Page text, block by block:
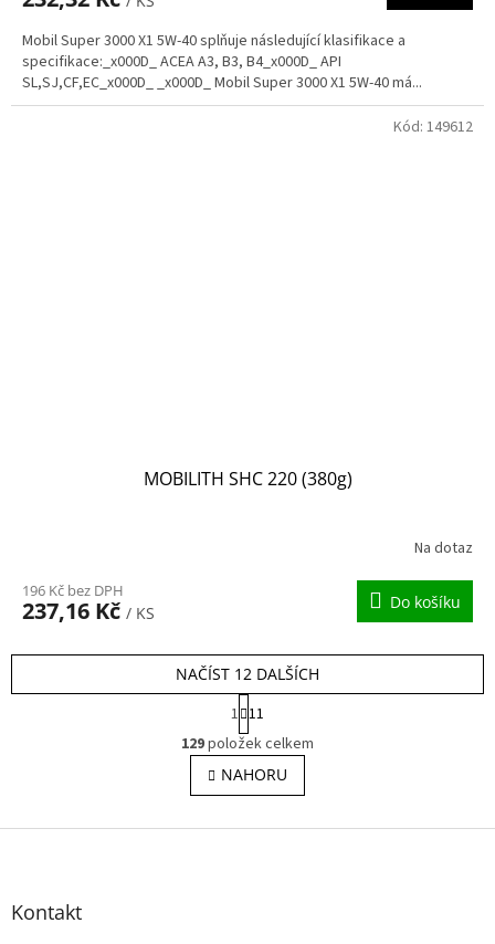
Mobil Super 3000 X1 5W-40 splňuje následující klasifikace a
specifikace:_x000D_ ACEA A3, B3, B4_x000D_ API
SL,SJ,CF,EC_x000D_ _x000D_ Mobil Super 3000 X1 5W-40 má...
MOBILITH SHC 220 (380g)
Na dotaz
196 Kč bez DPH
237,16 Kč / KS
Do košíku
Kód: 149612
O
v
l
á
NAČÍST 12 DALŠÍCH
S
t
r
á
n
k
v
1 11
129položek celkem
NAHORU
Z
Kontakt